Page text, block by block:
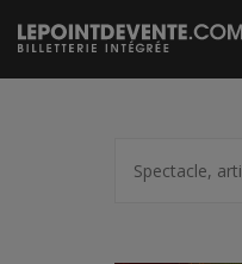
Passer
au
contenu
artiste,
lieu...